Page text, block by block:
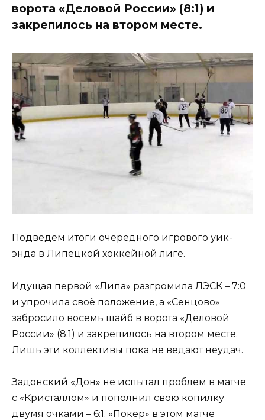
ворота «Деловой России» (8:1) и
закрепилось на втором месте.
Подведём итоги очередного игрового уик-
энда в Липецкой хоккейной лиге.
Идущая первой «Липа» разгромила ЛЭСК – 7:0
и упрочила своё положение, а «Сенцово»
забросило восемь шайб в ворота «Деловой
России» (8:1) и закрепилось на втором месте.
Лишь эти коллективы пока не ведают неудач.
Задонский «Дон» не испытал проблем в матче
с «Кристаллом» и пополнил свою копилку
двумя очками – 6:1. «Покер» в этом матче